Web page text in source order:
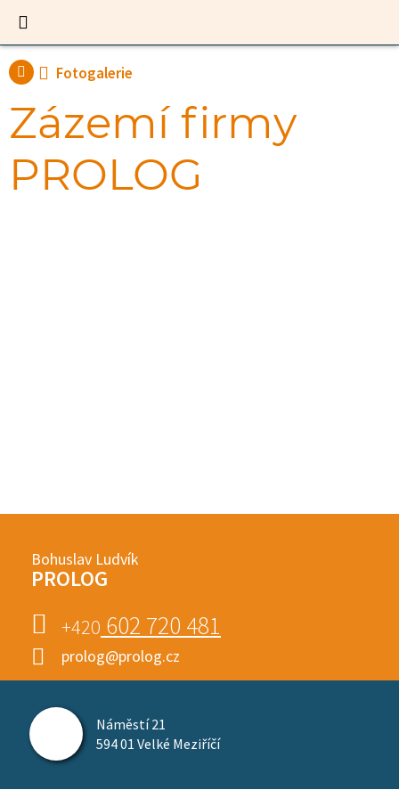
Fotogalerie
Zázemí firmy
PROLOG
Bohuslav Ludvík
PROLOG
+420 602 720 481
prolog@prolog.cz
Náměstí 21
594 01 Velké Meziříčí